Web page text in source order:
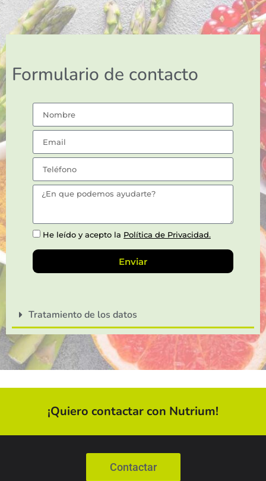
Formulario de contacto
He leído y acepto la Política de Privacidad.
Enviar
Tratamiento de los datos
¡Quiero contactar con Nutrium!
Contactar